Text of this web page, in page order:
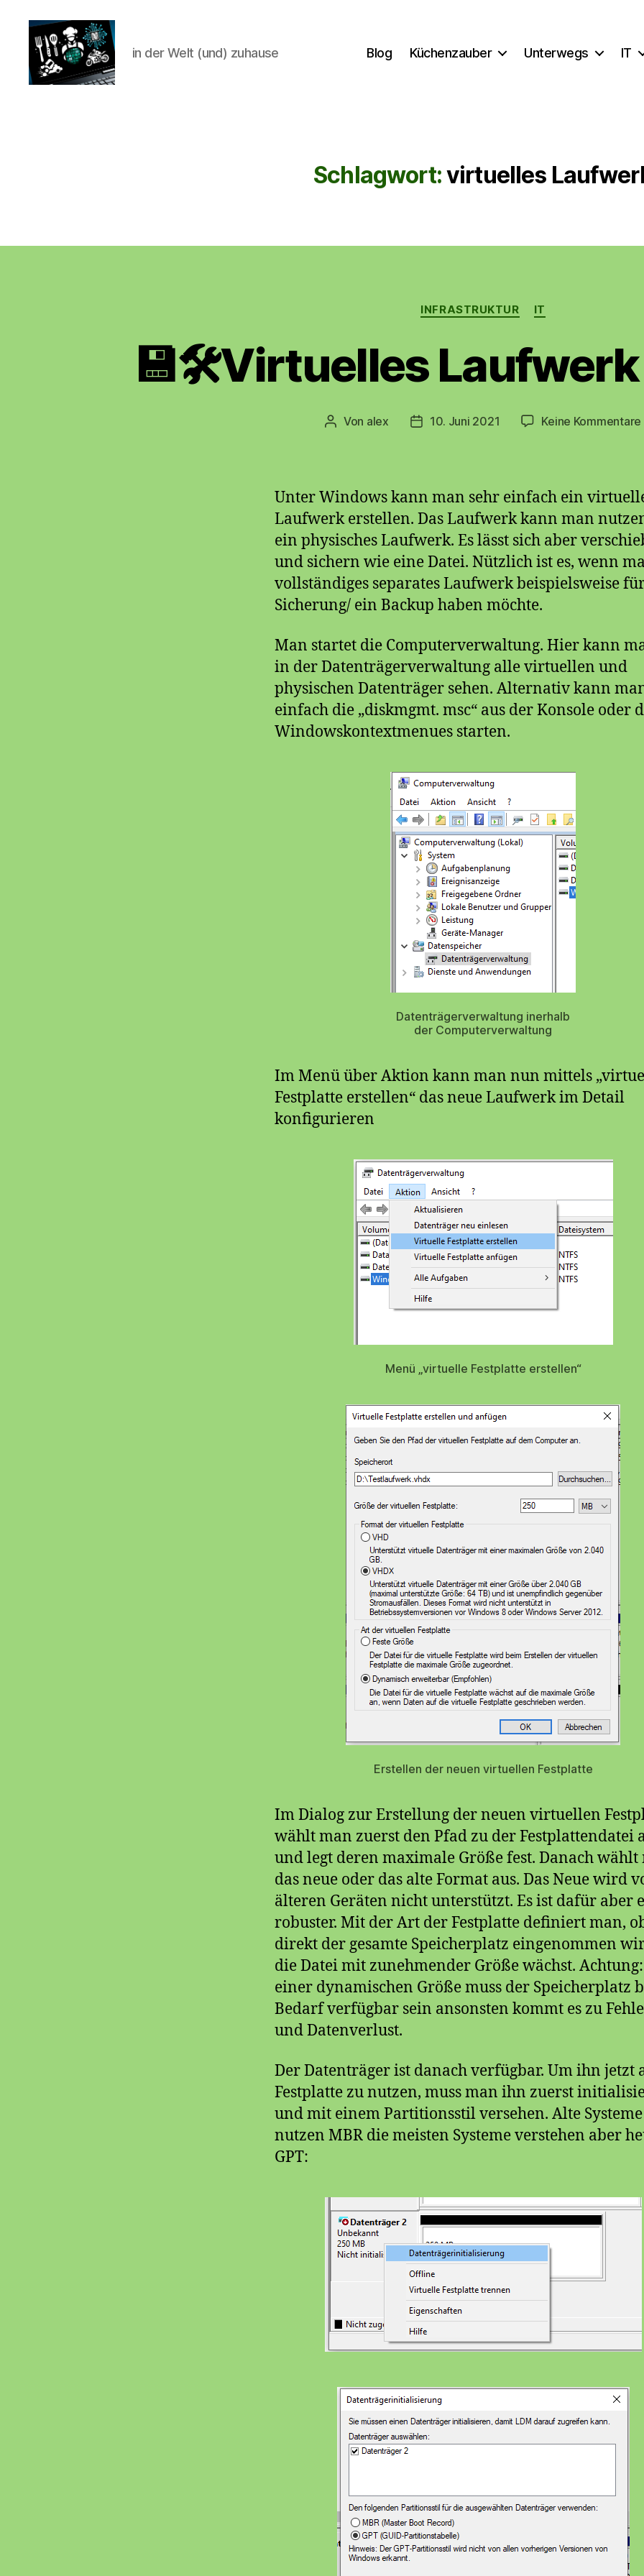
in der Welt (und) zuhause Blog Küchenzauber Unterwegs IT
Schlagwort:virtuelles
Kategorien
INFRASTRUKTUR IT
💾🛠Virtuelles
Beitragsautor
Von alex Beitragsdatum
10. Juni 2021 Keine Kommentare
Unter Windows kann man sehr einfach ein
Laufwerk erstellen. Das Laufwerk kann man
ein physisches Laufwerk. Es lässt sich aber
und sichern wie eine Datei. Nützlich ist es, wenn
vollständiges separates Laufwerk beispielsweise
Sicherung/ ein Backup haben möchte.
Man startet die Computerverwaltung. Hier kann
in der Datenträgerverwaltung alle virtuellen und
physischen Datenträger sehen. Alternativ kann
einfach die „diskmgmt. msc“ aus der Konsole oder
Windowskontextmenues starten.
Datenträgerverwaltung inerhalb
der Computerverwaltung
Im Menü über Aktion kann man nun mittels
Festplatte erstellen“ das neue Laufwerk im Detail
konfigurieren
Menü „virtuelle Festplatte erstellen“
Erstellen der neuen virtuellen Festplatte
Im Dialog zur Erstellung der neuen virtuellen
wählt man zuerst den Pfad zu der Festplattendatei
und legt deren maximale Größe fest. Danach wählt
das neue oder das alte Format aus. Das Neue wird
älteren Geräten nicht unterstützt. Es ist dafür aber
robuster. Mit der Art der Festplatte definiert man,
direkt der gesamte Speicherplatz eingenommen
die Datei mit zunehmender Größe wächst.
einer dynamischen Größe muss der Speicherplatz
Bedarf verfügbar sein ansonsten kommt es zu
und Datenverlust.
Der Datenträger ist danach verfügbar. Um ihn jetzt
Festplatte zu nutzen, muss man ihn zuerst
und mit einem Partitionsstil versehen. Alte Systeme
nutzen MBR die meisten Systeme verstehen aber
GPT: